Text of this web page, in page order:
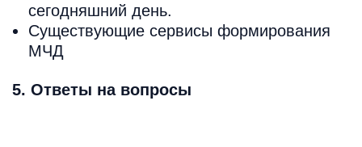
сегодняшний день.
Существующие сервисы формирования
МЧД
5. Ответы на вопросы